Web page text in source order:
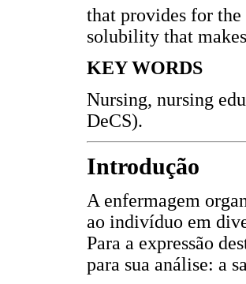
that provides for
solubility that
KEY WORDS
Nursing, nursing
DeCS).
Introdução
A enfermagem
ao indivíduo em
Para a expressão
para sua análise: a